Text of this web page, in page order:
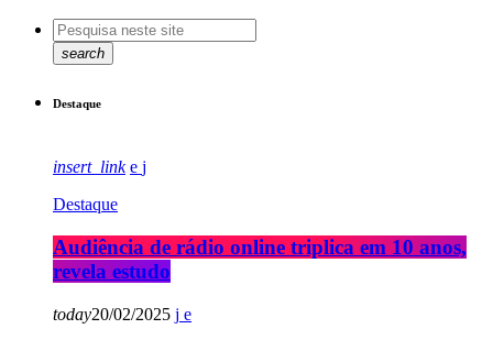
search
Destaque
insert_link
Destaque
Audiência de rádio online triplica em 10 anos,
revela estudo
today20/02/2025